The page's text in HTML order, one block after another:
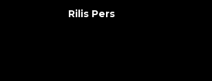
Rilis Pers